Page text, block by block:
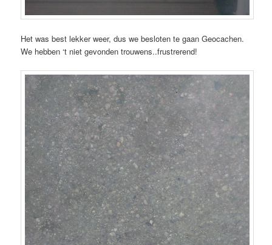
Het was best lekker weer, dus we besloten te gaan Geocachen.
We hebben ‘t niet gevonden trouwens..frustrerend!